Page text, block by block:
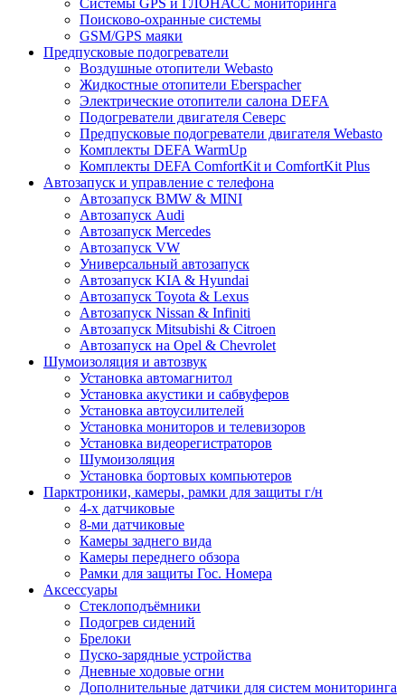
Системы GPS и ГЛОНАСС мониторинга
Поисково-охранные системы
GSM/GPS маяки
Предпусковые подогреватели
Воздушные отопители Webasto
Жидкостные отопители Eberspacher
Электрические отопители салона DEFA
Подогреватели двигателя Северс
Предпусковые подогреватели двигателя Webasto
Комплекты DEFA WarmUp
Комплекты DEFA ComfortKit и ComfortKit Plus
Автозапуск и управление с телефона
Автозапуск BMW & MINI
Автозапуск Audi
Автозапуск Mercedes
Автозапуск VW
Универсальный автозапуск
Автозапуск KIA & Hyundai
Автозапуск Toyota & Lexus
Автозапуск Nissan & Infiniti
Автозапуск Mitsubishi & Citroen
Автозапуск на Opel & Chevrolet
Шумоизоляция и автозвук
Установка автомагнитол
Установка акустики и сабвуферов
Установка автоусилителей
Установка мониторов и телевизоров
Установка видеорегистраторов
Шумоизоляция
Установка бортовых компьютеров
Парктроники, камеры, рамки для защиты г/н
4-х датчиковые
8-ми датчиковые
Камеры заднего вида
Камеры переднего обзора
Рамки для защиты Гос. Номера
Аксессуары
Стеклоподъёмники
Подогрев сидений
Брелоки
Пуско-зарядные устройства
Дневные ходовые огни
Дополнительные датчики для систем мониторинга